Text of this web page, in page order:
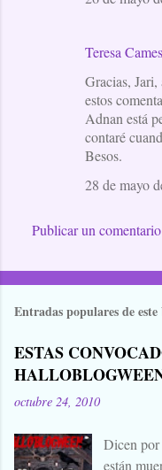
Teresa
Gracias,
estos
Adnan está
contaré
Besos.
28 de mayo
Publicar un comentario
Entradas populares de
ESTAS
octubre 24, 2010
Dicen por
están